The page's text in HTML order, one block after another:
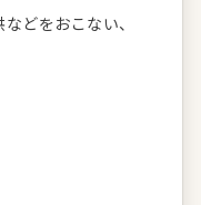
どをおこない、